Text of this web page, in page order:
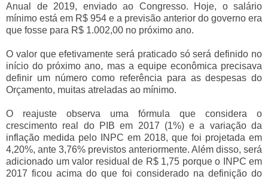
Anual de 2019, enviado ao Congresso. Hoje, o salário
mínimo está em R$ 954 e a previsão anterior do governo era
que fosse para R$ 1.002,00 no próximo ano.
O valor que efetivamente será praticado só será definido no
início do próximo ano, mas a equipe econômica precisava
definir um número como referência para as despesas do
Orçamento, muitas atreladas ao mínimo.
O reajuste observa uma fórmula que considera o
crescimento real do PIB em 2017 (1%) e a variação da
inflação medida pelo INPC em 2018, que foi projetada em
4,20%, ante 3,76% previstos anteriormente. Além disso, será
adicionado um valor residual de R$ 1,75 porque o INPC em
2017 ficou acima do que foi considerado na definição do